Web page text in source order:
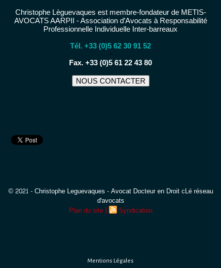
Christophe Lèguevaques est membre-fondateur de METIS-
AVOCATS AARPII - Association d’Avocats à Responsabilité
Professionnelle Individuelle Inter-barreaux
Tél. +33 (0)5 62 30 91 52
−
Fax. +33 (0)5 61 22 43 80
NOUS CONTACTER
© 2021 - Christophe Leguevaques - Avocat Docteur en Droit cLé réseau
d'avocats
Plan du site | Syndication
Mentions Légales